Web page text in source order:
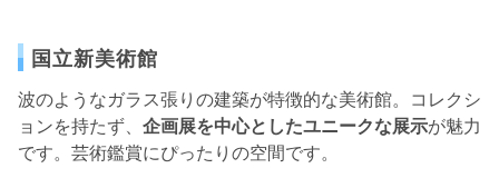
国立新美術館
波のようなガラス張りの建築が特徴的な美術館。コレクシ
ョンを持たず、 企画展を中心としたユニークな展示が魅力
です。芸術鑑賞にぴったりの空間です。